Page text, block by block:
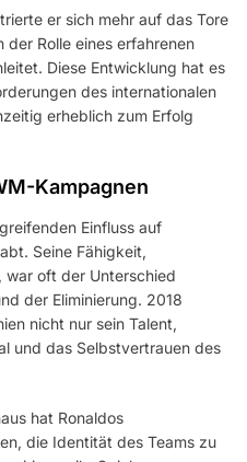
er sich mehr auf das Tore
Rolle eines erfahrenen
Diese Entwicklung hat es
des internationalen
erheblich zum Erfolg
Kampagnen
Einfluss auf
Seine Fähigkeit,
war oft der Unterschied
der Eliminierung. 2018
nicht nur sein Talent,
und das Selbstvertrauen des
hat Ronaldos
die Identität des Teams zu